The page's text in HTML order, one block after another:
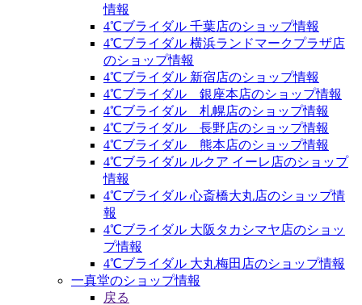
情報
4℃ブライダル 千葉店のショップ情報
4℃ブライダル 横浜ランドマークプラザ店
のショップ情報
4℃ブライダル 新宿店のショップ情報
4℃ブライダル 銀座本店のショップ情報
4℃ブライダル 札幌店のショップ情報
4℃ブライダル 長野店のショップ情報
4℃ブライダル 熊本店のショップ情報
4℃ブライダル ルクア イーレ店のショップ
情報
4℃ブライダル 心斎橋大丸店のショップ情
報
4℃ブライダル 大阪タカシマヤ店のショッ
プ情報
4℃ブライダル 大丸梅田店のショップ情報
一真堂のショップ情報
戻る